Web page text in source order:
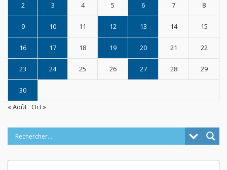
2 3 4 5 6 7 8
9 10 11 12 13 14 15
16 17 18 19 20 21 22
23 24 25 26 27 28 29
30
« Août Oct »